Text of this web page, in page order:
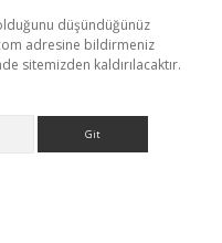
düşündüğünüz
adresine bildirmeniz
sitemizden kaldırılacaktır.